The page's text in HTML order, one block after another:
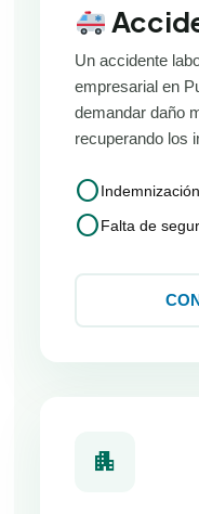
Un accidente
empresarial en
demandar daño
recuperando los
circle
circleFalta de
apartment